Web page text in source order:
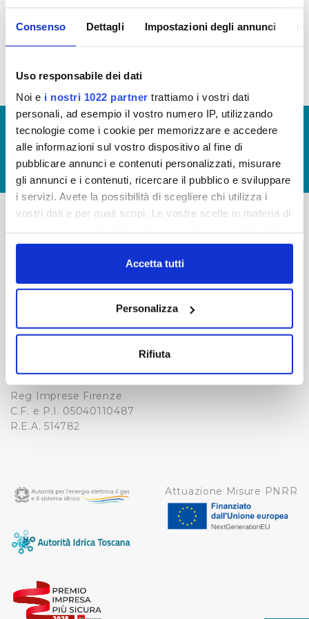
Consenso Dettagli Impostazioni degli annunci
Uso responsabile dei dati
Noi e i nostri 1022 partner trattiamo i vostri dati
personali, ad esempio il vostro numero IP, utilizzando
tecnologie come i cookie per memorizzare e accedere
alle informazioni sul vostro dispositivo al fine di
pubblicare annunci e contenuti personalizzati, misurare
gli annunci e i contenuti, ricercare il pubblico e sviluppare
i servizi. Avete la possibilità di scegliere chi utilizza i
vostri dati e per quali scopi. Le vostre scelte in materia di
in cui avete effettuato le vostre scelte. È possibile
modificare o revocare il proprio consenso in qualsiasi
momento dalla Dichiarazione sui cookie o facendo clic
Con il tuo consenso, vorremmo anche:
raccogliere informazioni sulla tua posizione
Identificare il tuo dispositivo, scansionandolo
attivamente alla ricerca di caratteristiche specifiche
(impronte digitali).
dalla Dichiarazione sui cookie.
Utilizziamo dei cookie tecnici necessari per rendere
fruibile il sito web abilitandone funzionalità di base quali
protette. In linea con le preferenze manifestate
dall’Utente e con i consensi dallo stesso prestati, i
cookie possono essere inoltre utilizzati per analizzare il
Accetta tutti
Personalizza
Rifiuta
Tassi di Assenza 2016 (allegato)
© Copyright 2017 - 2026
GLOSSARIO
GIUDICA IL SERVIZIO
LAVORA CON NOI
50126 Fi
Reg Imprese Firenze
C.F. e P.I. 05040110487
R.E.A. 514782
FAQ
PRIVACY POLICY
NOTE LEGALI
COOKIE
WHISTLEBLOWING
CREDITS
Attuazione Misure PNRR